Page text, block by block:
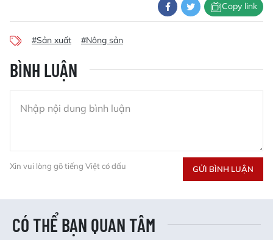
Copy link
#Sản xuất #Nông sản
BÌNH LUẬN
Xin vui lòng gõ tiếng Việt có dấu GỬI BÌNH LUẬN
CÓ THỂ BẠN QUAN TÂM